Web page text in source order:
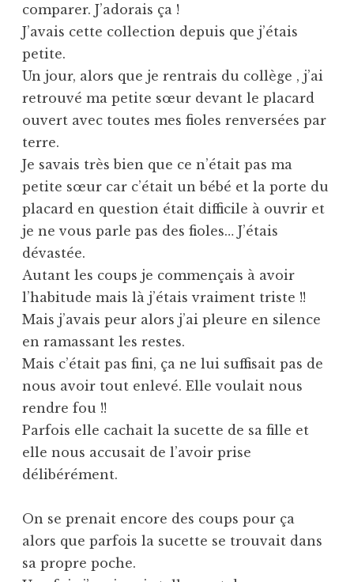
comparer. J’adorais ça !
J’avais cette collection depuis que j’étais
petite.
Un jour, alors que je rentrais du collège , j’ai
retrouvé ma petite sœur devant le placard
ouvert avec toutes mes fioles renversées par
terre.
Je savais très bien que ce n’était pas ma
petite sœur car c’était un bébé et la porte du
placard en question était difficile à ouvrir et
je ne vous parle pas des fioles… J’étais
dévastée.
Autant les coups je commençais à avoir
l’habitude mais là j’étais vraiment triste !!
Mais j’avais peur alors j’ai pleure en silence
en ramassant les restes.
Mais c’était pas fini, ça ne lui suffisait pas de
nous avoir tout enlevé. Elle voulait nous
rendre fou !!
Parfois elle cachait la sucette de sa fille et
elle nous accusait de l’avoir prise
délibérément.
On se prenait encore des coups pour ça
alors que parfois la sucette se trouvait dans
sa propre poche.